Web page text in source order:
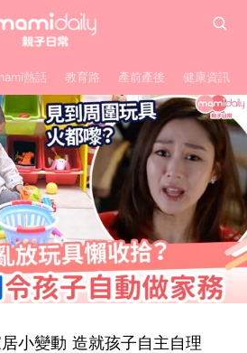
熱話 教育路 產前產後 健康資訊
居小變動 造就孩子自主自理